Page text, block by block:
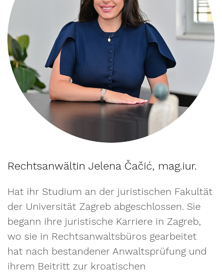
Rechtsanwältin Jelena Čačić, mag.iur.
Hat ihr Studium an der juristischen Fakultät
der Universität Zagreb abgeschlossen. Sie
begann ihre juristische Karriere in Zagreb,
wo sie in Rechtsanwaltsbüros gearbeitet
hat nach bestandener Anwaltsprüfung und
ihrem Beitritt zur kroatischen